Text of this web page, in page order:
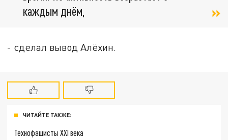
каждым днём,
- сделал вывод Алёхин.
ЧИТАЙТЕ ТАКЖЕ:
Технофашисты XXI века